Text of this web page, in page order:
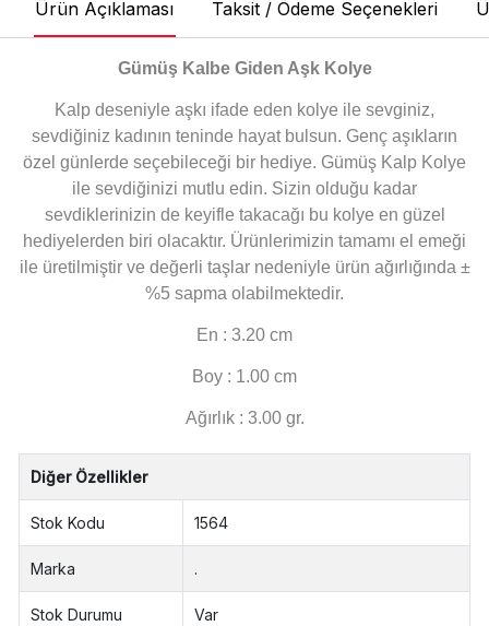
Ürün Açıklaması Taksit / Ödeme Seçenekleri
Gümüş Kalbe Giden Aşk Kolye
Kalp deseniyle aşkı ifade eden kolye ile sevginiz,
sevdiğiniz kadının teninde hayat bulsun. Genç aşıkların
özel günlerde seçebileceği bir hediye. Gümüş Kalp Kolye
ile sevdiğinizi mutlu edin. Sizin olduğu kadar
sevdiklerinizin de keyifle takacağı bu kolye en güzel
hediyelerden biri olacaktır. Ürünlerimizin tamamı el emeği
ile üretilmiştir ve değerli taşlar nedeniyle ürün ağırlığında ±
%5 sapma olabilmektedir.
En : 3.20 cm
Boy : 1.00 cm
Ağırlık : 3.00 gr.
Diğer Özellikler
Stok Kodu 1564
Marka .
Stok Durumu Var